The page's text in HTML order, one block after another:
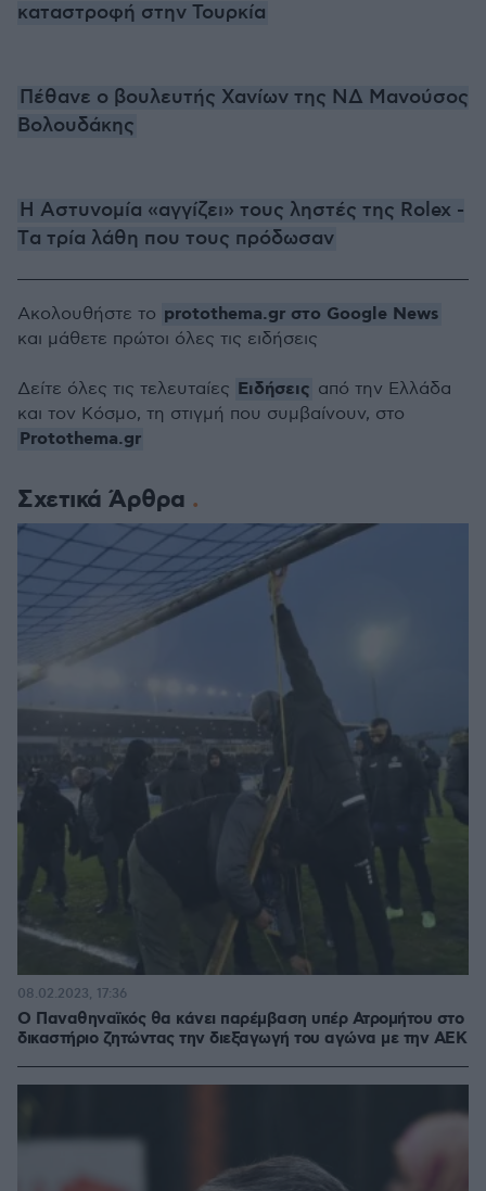
καταστροφή στην Τουρκία
Πέθανε ο βουλευτής Χανίων της ΝΔ Μανούσος
Βολουδάκης
Η Aστυνομία «αγγίζει» τους ληστές της Rolex -
Tα τρία λάθη που τους πρόδωσαν
Σχετικά Άρθρα
Ο Παναθηναϊκός θα κάνει παρέμβαση υπέρ Ατρομήτου στο
δικαστήριο ζητώντας την διεξαγωγή του αγώνα με την ΑΕΚ
08.02.2023, 17:36
Ακολουθήστε το protothema.gr στο Google News
και μάθετε πρώτοι όλες τις ειδήσεις
Δείτε όλες τις τελευταίες Ειδήσεις από την Ελλάδα
και τον Κόσμο, τη στιγμή που συμβαίνουν, στο
Protothema.gr